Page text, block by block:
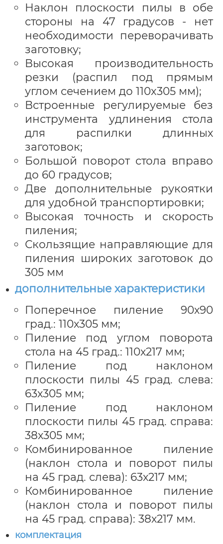
Наклон плоскости пилы в обе
стороны на 47 градусов - нет
необходимости переворачивать
заготовку;
Высокая производительность
резки (распил под прямым
углом сечением до 110x305 мм);
Встроенные регулируемые без
инструмента удлинения стола
для распилки длинных
заготовок;
Большой поворот стола вправо
до 60 градусов;
Две дополнительные рукоятки
для удобной транспортировки;
Высокая точность и скорость
пиления;
Скользящие направляющие для
пиления широких заготовок до
305 мм
дополнительные характеристики
Поперечное пиление 90х90
град.: 110х305 мм;
Пиление под углом поворота
стола на 45 град.: 110х217 мм;
Пиление под наклоном
плоскости пилы 45 град. слева:
63х305 мм;
Пиление под наклоном
плоскости пилы 45 град. справа:
38х305 мм;
Комбинированное пиление
(наклон стола и поворот пилы
на 45 град. слева): 63х217 мм;
Комбинированное пиление
(наклон стола и поворот пилы
на 45 град. справа): 38х217 мм.
комплектация